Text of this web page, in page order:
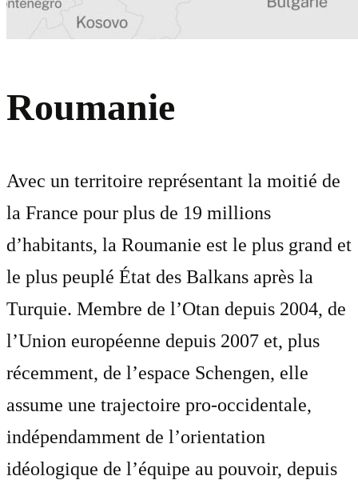
Roumanie
Avec un territoire représentant la moitié de
la France pour plus de 19 millions
d’habitants, la Roumanie est le plus grand et
le plus peuplé État des Balkans après la
Turquie. Membre de l’Otan depuis 2004, de
l’Union européenne depuis 2007 et, plus
récemment, de l’espace Schengen, elle
assume une trajectoire pro-occidentale,
indépendamment de l’orientation
idéologique de l’équipe au pouvoir, depuis